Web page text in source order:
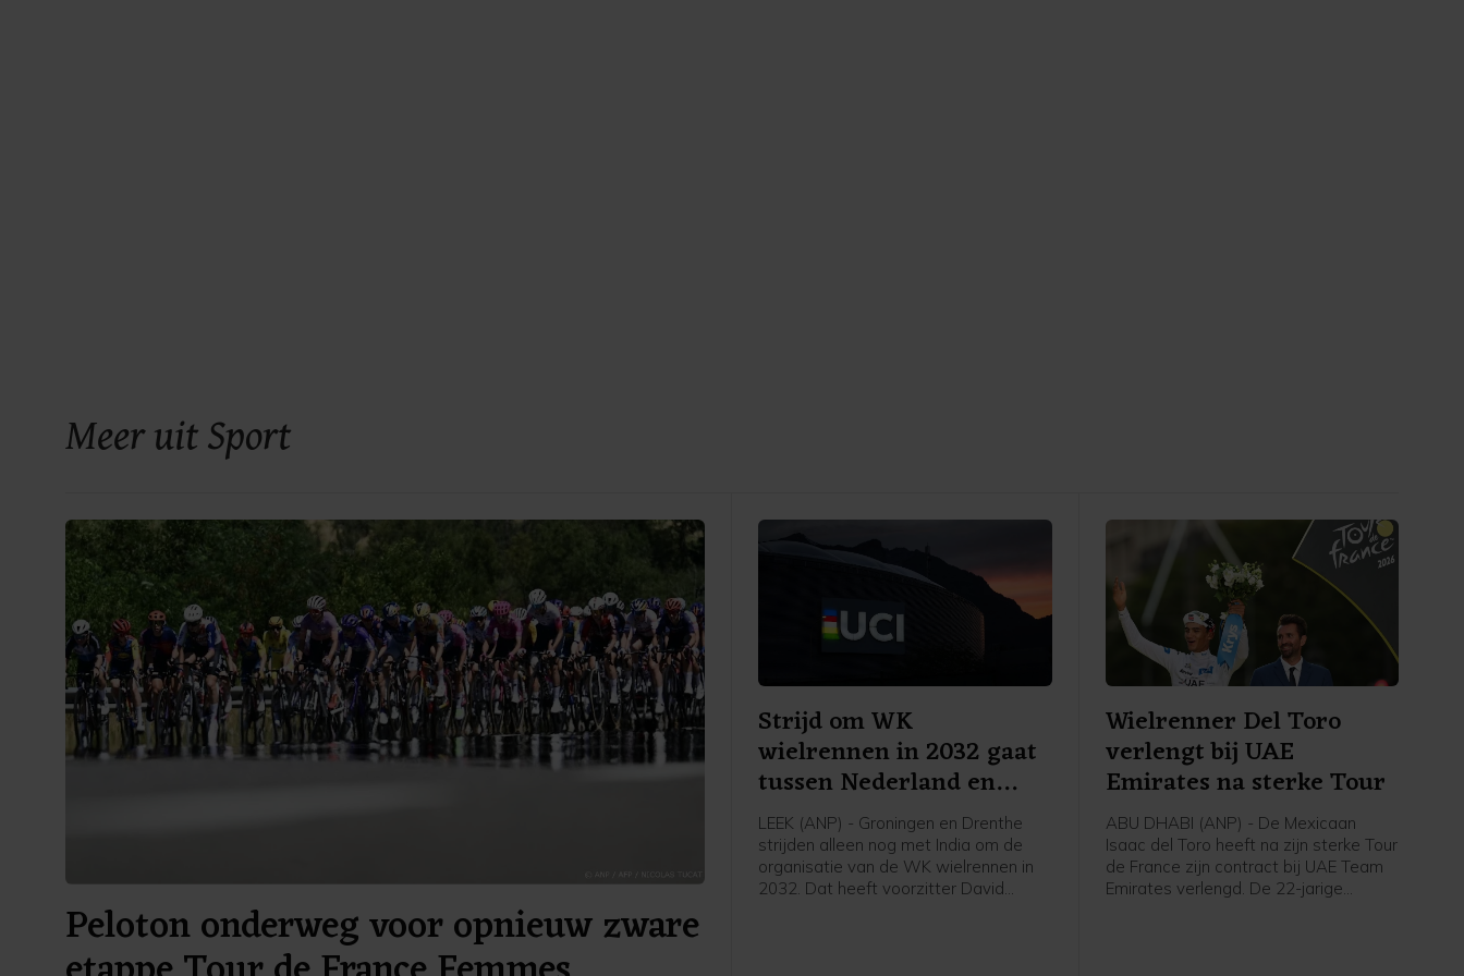
Meer uit Sport
Peloton onderweg voor opnieuw zware
Strijd om WK
wielrennen in 2032 gaat
tussen Nederland en
India
LEEK (ANP) - Groningen en Drenthe
strijden alleen nog met India om de
organisatie van de WK wielrennen in
2032. Dat heeft voorzitter David
Wielrenner Del Toro
verlengt bij UAE
Emirates na sterke Tour
ABU DHABI (ANP) - De Mexicaan
Isaac del Toro heeft na zijn sterke Tour
de France zijn contract bij UAE Team
Emirates verlengd. De 22-jarige